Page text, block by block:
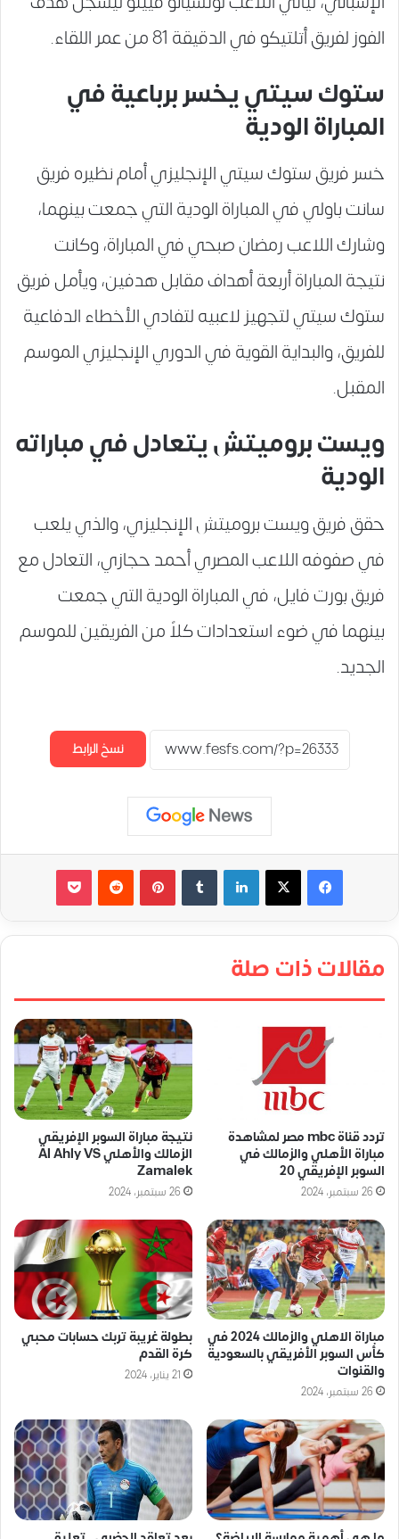
الفوز لفريق أتلتيكو في الدقيقة 81 من عمر اللقاء.
ستوك سيتي يخسر برباعية في
المباراة الودية
خسر فريق ستوك سيتي الإنجليزي أمام نظيره فريق
سانت باولي في المباراة الودية التي جمعت بينهما،
وشارك اللاعب رمضان صبحي في المباراة، وكانت
نتيجة المباراة أربعة أهداف مقابل هدفين، ويأمل فريق
ستوك سيتي لتجهيز لاعبيه لتفادي الأخطاء الدفاعية
للفريق، والبداية القوية في الدوري الإنجليزي الموسم
المقبل.
ويست بروميتش يتعادل في مباراته
الودية
حقق فريق ويست بروميتش الإنجليزي، والذي يلعب
في صفوفه اللاعب المصري أحمد حجازي، التعادل مع
فريق بورت فايل، في المباراة الودية التي جمعت
بينهما في ضوء استعدادات كلاً من الفريقين للموسم
الجديد.
نسخ الرابط
لينكدإن بينتيريست
مقالات ذات صلة
تردد قناة mbc مصر لمشاهدة
مباراة الأهلي والزمالك في
السوبر الإفريقي 20
26 سبتمبر، 2024
نتيجة مباراة السوبر الإفريقي
الزمالك والأهلي Al Ahly VS
Zamalek
26 سبتمبر، 2024
مباراة الاهلي والزمالك 2024 في
كأس السوبر الأفريقي بالسعودية
والقنوات
26 سبتمبر، 2024
بطولة غريبة تربك حسابات محبي
كرة القدم
21 يناير، 2024